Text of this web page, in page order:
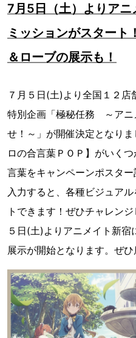
7月5日（土）よりアニ
ミッションがスタート
＆ローブの展示も！
７月５日(土)より全国１２店
特別企画「極秘任務 ～アニ
せ！～」が開催決定となり
ロの合言葉ＰＯＰ】がいく
言葉をキャンペーンポスタ
入力すると、各種ビジュア
トできます！ぜひチャレン
５日(土)よりアニメイト新宿
展示が開始となります。ぜひ